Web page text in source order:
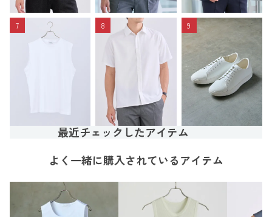
7 8 9
最近チェックしたアイテム
よく一緒に購入されているアイテム